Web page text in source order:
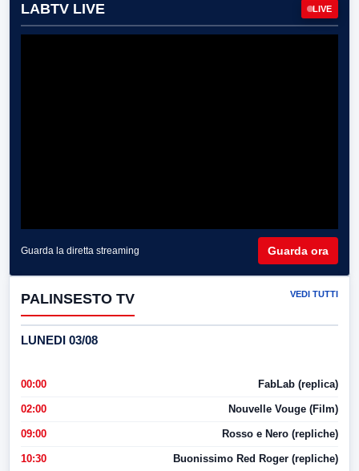
LABTV LIVE LIVE
Guarda la diretta streaming Guarda ora
PALINSESTO TV VEDI TUTTI
LUNEDI 03/08
00:00 FabLab (replica)
02:00 Nouvelle Vouge (Film)
09:00 Rosso e Nero (repliche)
10:30 Buonissimo Red Roger (repliche)